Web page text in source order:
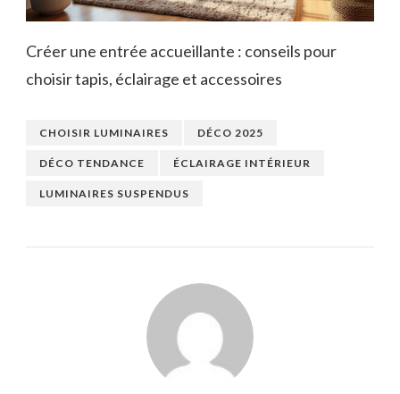
Créer une entrée accueillante : conseils pour
choisir tapis, éclairage et accessoires
CHOISIR LUMINAIRES DÉCO 2025
DÉCO TENDANCE ÉCLAIRAGE INTÉRIEUR
LUMINAIRES SUSPENDUS